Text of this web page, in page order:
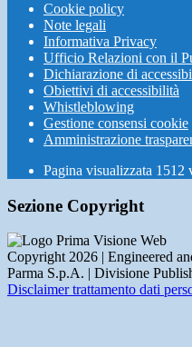
Cookie policy
Note legali
Informativa Privacy
Ufficio Relazioni con il
Dichiarazione di
Obiettivi di accessibilità
Whistleblowing
Gestione consensi cookie
Amministrazione
Pagina visualizzata 1512
Sezione Copyright
Copyright 2026 | Engineered
Parma S.p.A. | Divisione
Disclaimer trattamento dati